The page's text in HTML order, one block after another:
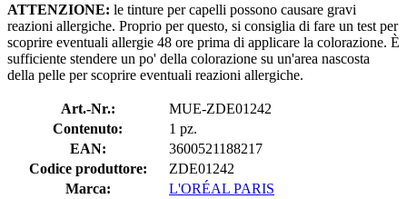
ATTENZIONE: le tinture per capelli possono causare gravi
reazioni allergiche. Proprio per questo, si consiglia di fare un test per
scoprire eventuali allergie 48 ore prima di applicare la colorazione. È
sufficiente stendere un po' della colorazione su un'area nascosta
della pelle per scoprire eventuali reazioni allergiche.
Art.-Nr.:
MUE-ZDE01242
Contenuto:
1 pz.
EAN:
3600521188217
Codice produttore:
ZDE01242
Marca:
L'ORÉAL PARIS